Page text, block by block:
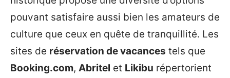
pouvant satisfaire aussi bien les amateurs de
culture que ceux en quête de tranquillité. Les
sites de réservation de vacances tels que
Booking.com, Abritel et Likibu répertorient